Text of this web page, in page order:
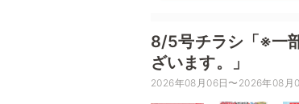
8/5号チラシ「※一
ざいます。」
2026年08月06日〜2026年08月